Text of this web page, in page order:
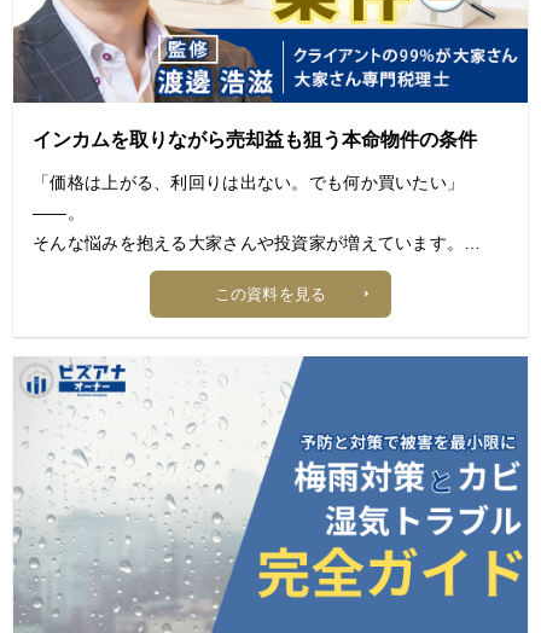
イントをわかりやすく解説します。
【目次】
1. 外国人入居者が増えている背景と市場動向
2. 外国人入居者を受け入れる前に知るべき基礎知識
4. 文化・生活習慣の違いを理解する
5. 外国人入居者とのコミュニケーション術
6. よくあるトラブルと予防策
7. 外国人入居者を長期入居につなげる運用戦略
インカムを取りながら売却益も狙う本命物件の条件
「価格は上がる、利回りは出ない。でも何か買いたい」
――。
そんな悩みを抱える大家さんや投資家が増えています。
不動産投資では利回りばかりに目が向きがちですが、
本当に重要なのは出口まで見据えたトータルの収益です。
では、今のような高値相場でも、
家賃収入を得ながら将来の売却益まで狙える物件はあるので
しょうか。
本資料では、大家さん専門税理士である渡邊浩滋氏が、
アパート・戸建て・区分マンションそれぞれの特徴を比較し
ながら、
これからの時代に有力な投資戦略と考える
この資料を見る